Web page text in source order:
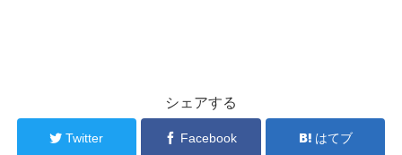
シェアする
Twitter Facebook はてブ